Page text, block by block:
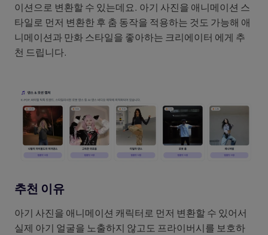
이션으로 변환할 수 있는데요. 아기 사진을 애니메이션 스
타일로 먼저 변환한 후 춤 동작을 적용하는 것도 가능해 애
니메이션과 만화 스타일을 좋아하는 크리에이터 에게 추
천 드립니다.
추천 이유
아기 사진을 애니메이션 캐릭터로 먼저 변환할 수 있어서
실제 아기 얼굴을 노출하지 않고도 프라이버시를 보호하